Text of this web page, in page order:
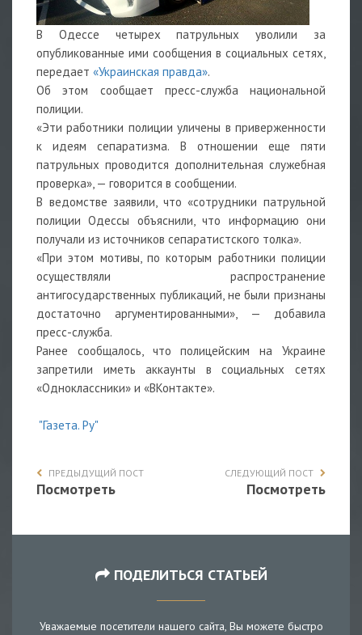
В Одессе четырех патрульных уволили за
опубликованные ими сообщения в социальных сетях,
передает «Украинская правда».
Об этом сообщает пресс-служба национальной
полиции.
«Эти работники полиции уличены в приверженности
к идеям сепаратизма. В отношении еще пяти
патрульных проводится дополнительная служебная
проверка», — говорится в сообщении.
В ведомстве заявили, что «сотрудники патрульной
полиции Одессы объяснили, что информацию они
получали из источников сепаратистского толка».
«При этом мотивы, по которым работники полиции
осуществляли распространение
антигосударственных публикаций, не были признаны
достаточно аргументированными», — добавила
пресс-служба.
Ранее сообщалось, что полицейским на Украине
запретили иметь аккаунты в социальных сетях
«Одноклассники» и «ВКонтакте».
"Газета. Ру"
ПРЕДЫДУЩИЙ ПОСТ
Посмотреть
СЛЕДУЮЩИЙ ПОСТ
Посмотреть
ПОДЕЛИТЬСЯ СТАТЬЕЙ
Уважаемые посетители нашего сайта, Вы можете быстро